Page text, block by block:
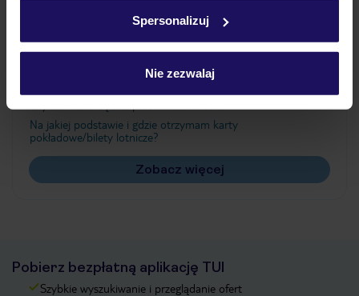
Spersonalizuj
Nie zezwalaj
Na jakiej podstawie i gdzie otrzymam karty
pokładowe/bilety lotnicze?
Zobacz więcej
Pobierz bezpłatną aplikację TUI
Szybkie wyszukiwanie i przeglądanie ofert